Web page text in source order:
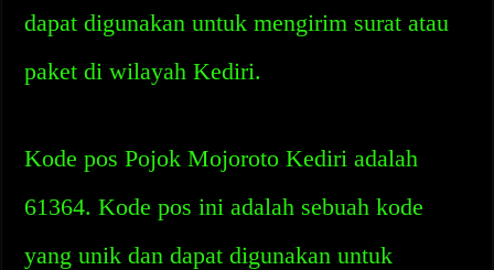
dapat digunakan untuk mengirim surat atau
paket di wilayah Kediri.
Kode pos Pojok Mojoroto Kediri adalah
61364. Kode pos ini adalah sebuah kode
yang unik dan dapat digunakan untuk